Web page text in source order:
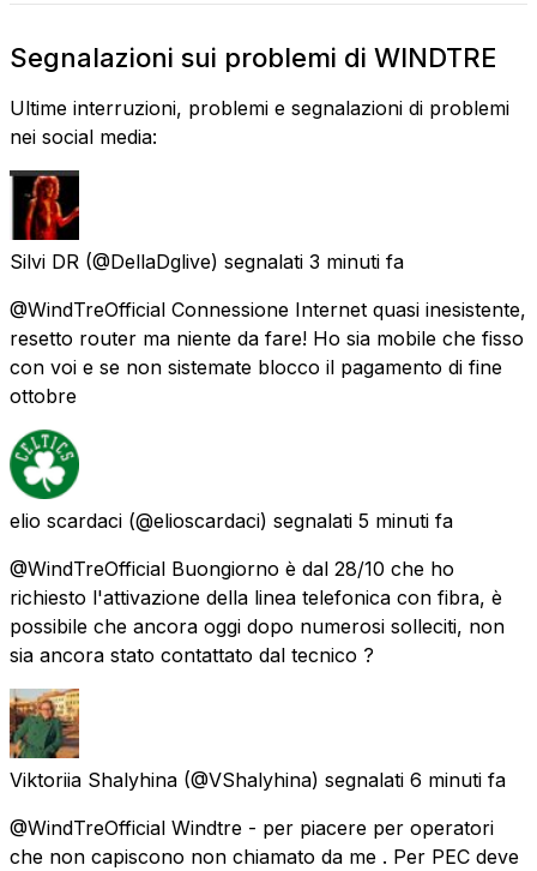
Segnalazioni sui problemi di WINDTRE
Ultime interruzioni, problemi e segnalazioni di problemi
nei social media:
Silvi DR (@DellaDglive) segnalati 3 minuti fa
@WindTreOfficial Connessione Internet quasi inesistente,
resetto router ma niente da fare! Ho sia mobile che fisso
con voi e se non sistemate blocco il pagamento di fine
ottobre
elio scardaci (@elioscardaci) segnalati 5 minuti fa
@WindTreOfficial Buongiorno è dal 28/10 che ho
richiesto l'attivazione della linea telefonica con fibra, è
possibile che ancora oggi dopo numerosi solleciti, non
sia ancora stato contattato dal tecnico ?
Viktoriia Shalyhina (@VShalyhina) segnalati 6 minuti fa
@WindTreOfficial Windtre - per piacere per operatori
che non capiscono non chiamato da me . Per PEC deve